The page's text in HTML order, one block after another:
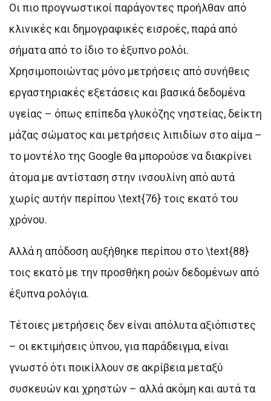
Οι πιο προγνωστικοί παράγοντες προήλθαν από
κλινικές και δημογραφικές εισροές, παρά από
σήματα από το ίδιο το έξυπνο ρολόι.
Χρησιμοποιώντας μόνο μετρήσεις από συνήθεις
εργαστηριακές εξετάσεις και βασικά δεδομένα
υγείας – όπως επίπεδα γλυκόζης νηστείας, δείκτη
μάζας σώματος και μετρήσεις λιπιδίων στο αίμα –
το μοντέλο της Google θα μπορούσε να διακρίνει
άτομα με αντίσταση στην ινσουλίνη από αυτά
χωρίς αυτήν περίπου \text{76} τοις εκατό του
χρόνου.
Αλλά η απόδοση αυξήθηκε περίπου στο \text{88}
τοις εκατό με την προσθήκη ροών δεδομένων από
έξυπνα ρολόγια.
Τέτοιες μετρήσεις δεν είναι απόλυτα αξιόπιστες
– οι εκτιμήσεις ύπνου, για παράδειγμα, είναι
γνωστό ότι ποικίλλουν σε ακρίβεια μεταξύ
συσκευών και χρηστών – αλλά ακόμη και αυτά τα